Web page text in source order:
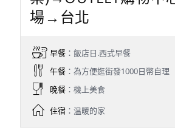
場→台北
早餐：飯店日.西式早餐
午餐：為方便逛街發1000日幣自理
晚餐：機上美食
住宿：温暖的家